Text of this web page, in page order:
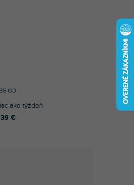
GD
ako týždeň
€